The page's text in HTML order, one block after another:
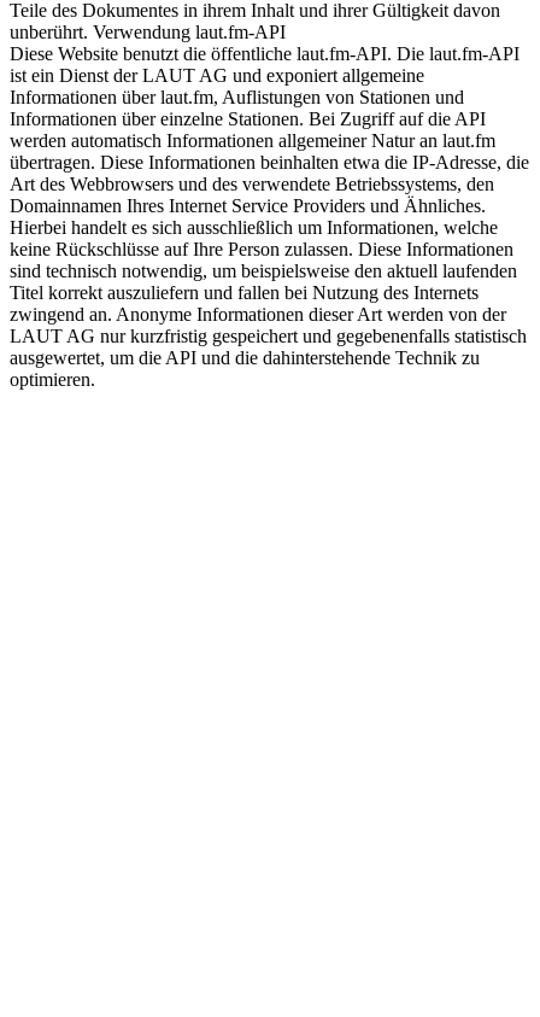
Teile des Dokumentes in ihrem Inhalt und ihrer Gültigkeit davon
unberührt. Verwendung laut.fm-API
Diese Website benutzt die öffentliche laut.fm-API. Die laut.fm-API
ist ein Dienst der LAUT AG und exponiert allgemeine
Informationen über laut.fm, Auflistungen von Stationen und
Informationen über einzelne Stationen. Bei Zugriff auf die API
werden automatisch Informationen allgemeiner Natur an laut.fm
übertragen. Diese Informationen beinhalten etwa die IP-Adresse, die
Art des Webbrowsers und des verwendete Betriebssystems, den
Domainnamen Ihres Internet Service Providers und Ähnliches.
Hierbei handelt es sich ausschließlich um Informationen, welche
keine Rückschlüsse auf Ihre Person zulassen. Diese Informationen
sind technisch notwendig, um beispielsweise den aktuell laufenden
Titel korrekt auszuliefern und fallen bei Nutzung des Internets
zwingend an. Anonyme Informationen dieser Art werden von der
LAUT AG nur kurzfristig gespeichert und gegebenenfalls statistisch
ausgewertet, um die API und die dahinterstehende Technik zu
optimieren.